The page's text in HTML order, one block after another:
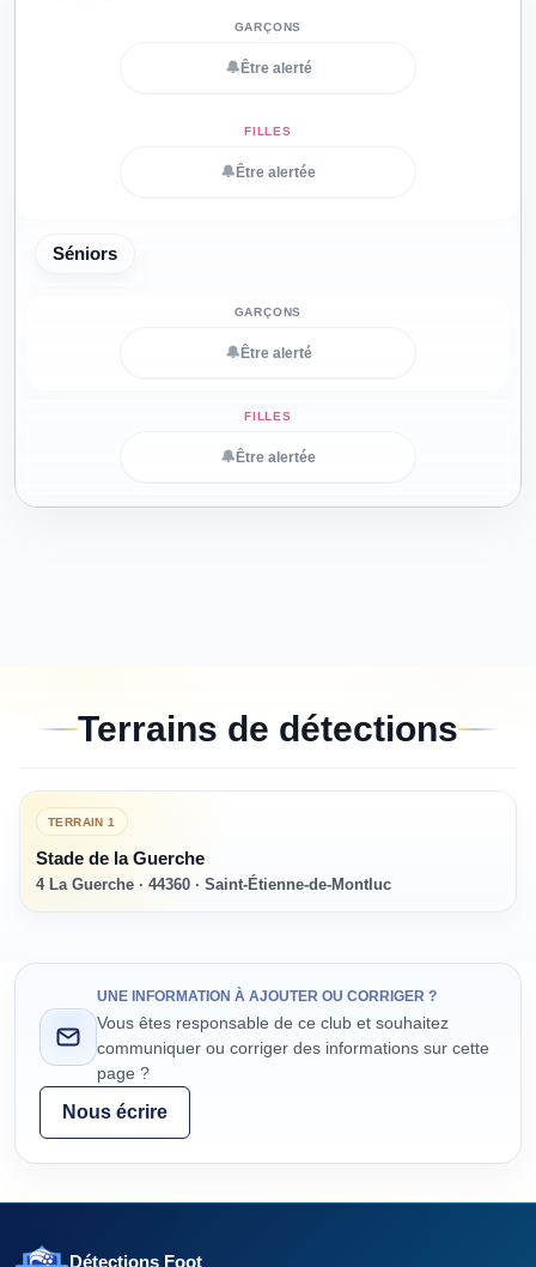
Terrains de détections
TERRAIN1
Stade de la Guerche
4 La Guerche · 44360 · Saint-Étienne-de-Montluc
🔔 Être alerté
🔔 Être alertée
Séniors
🔔 Être alerté
🔔 Être alertée
UNE INFORMATION À AJOUTER OU CORRIGER ?
Vous êtes responsable de ce club et souhaitez
communiquer ou corriger des informations sur cette
page ?
Nous écrire
Détections Foot